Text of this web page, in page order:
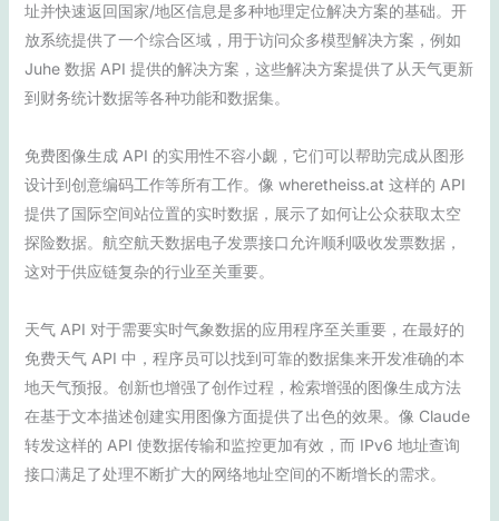
址并快速返回国家/地区信息是多种地理定位解决方案的基础。开
放系统提供了一个综合区域，用于访问众多模型解决方案，例如
Juhe 数据 API 提供的解决方案，这些解决方案提供了从天气更新
到财务统计数据等各种功能和数据集。
免费图像生成 API 的实用性不容小觑，它们可以帮助完成从图形
设计到创意编码工作等所有工作。像 wheretheiss.at 这样的 API
提供了国际空间站位置的实时数据，展示了如何让公众获取太空
探险数据。航空航天数据电子发票接口允许顺利吸收发票数据，
这对于供应链复杂的行业至关重要。
天气 API 对于需要实时气象数据的应用程序至关重要，在最好的
免费天气 API 中，程序员可以找到可靠的数据集来开发准确的本
地天气预报。创新也增强了创作过程，检索增强的图像生成方法
在基于文本描述创建实用图像方面提供了出色的效果。像 Claude
转发这样的 API 使数据传输和监控更加有效，而 IPv6 地址查询
接口满足了处理不断扩大的网络地址空间的不断增长的需求。